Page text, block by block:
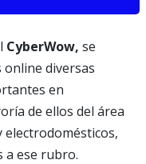
CyberWow, se
diversas
en
de ellos del área
electrodomésticos,
a ese rubro.